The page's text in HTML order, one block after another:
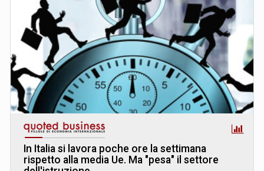
In Italia si lavora poche ore la settimana
rispetto alla media Ue. Ma "pesa" il settore